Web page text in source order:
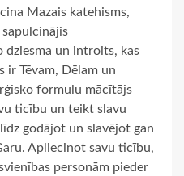
Mazais katehisms,
sapulcinājis
dziesma un introits, kas
ir Tēvam, Dēlam un
formulu mācītājs
ticību un teikt slavu
godājot un slavējot gan
Apliecinot savu ticību,
personām pieder